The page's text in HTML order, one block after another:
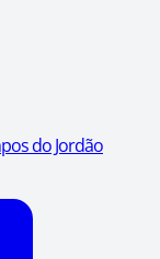
do Jordão